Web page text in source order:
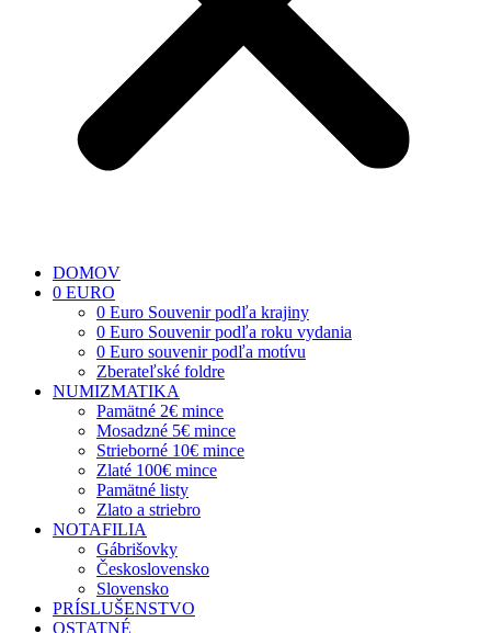
DOMOV
0 EURO
0 Euro Souvenir podľa krajiny
0 Euro Souvenir podľa roku vydania
0 Euro souvenir podľa motívu
Zberateľské foldre
NUMIZMATIKA
Pamätné 2€ mince
Mosadzné 5€ mince
Strieborné 10€ mince
Zlaté 100€ mince
Pamätné listy
Zlato a striebro
NOTAFILIA
Gábrišovky
Československo
Slovensko
PRÍSLUŠENSTVO
OSTATNÉ